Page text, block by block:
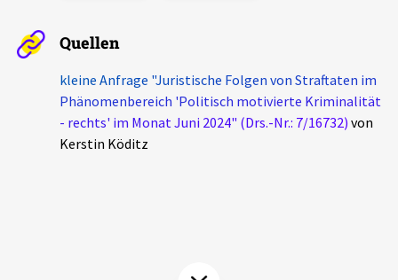
Podcasts
Kontakt
Unterstützer_innen
chronik.LE in der Presse
Quellen
kleine Anfrage "Juristische Folgen von Straftaten im
Phänomenbereich 'Politisch motivierte Kriminalität
- rechts' im Monat Juni 2024" (Drs.-Nr.: 7/16732) von
Kerstin Köditz